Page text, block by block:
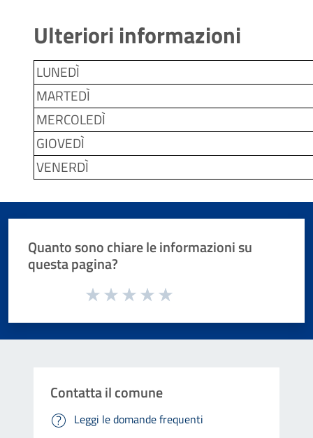
Ulteriori informazioni
LUNEDÌ
MARTEDÌ
MERCOLEDÌ
GIOVEDÌ
VENERDÌ
Quanto sono chiare le informazioni su
questa pagina?
Valuta da 1 a 5 stelle la pagina
Contatta il comune
Leggi le domande frequenti